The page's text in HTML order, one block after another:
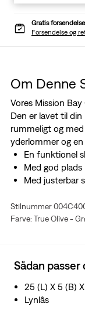
Gratis forsendelse
Forsendelse og
Om Denne
Vores Mission
Den er lavet til din
rummeligt og
yderlommer og
En funktionel
Med god
Med justerbar
Stilnummer
Farve: True Olive -
Sådan passer
25 (L) X 5 (B)
Lynlås